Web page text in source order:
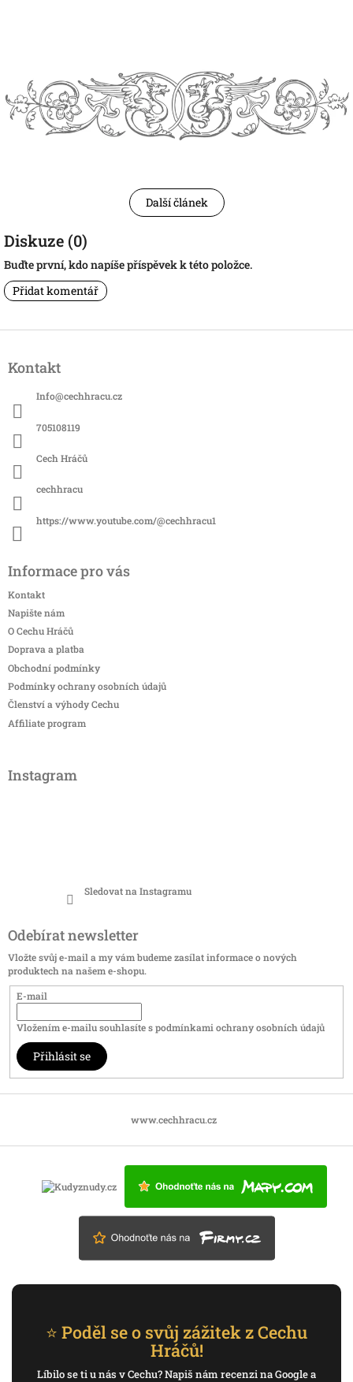
Další článek
Diskuze (0)
Buďte první, kdo napíše příspěvek k této položce.
Přidat komentář
pKontakt
Info@cechhracu.cz
705108119
Cech Hráčů
cechhracu
https://www.youtube.com/@cechhracu1
Informace pro vás
Kontakt
Napište nám
O Cechu Hráčů
Doprava a platba
Obchodní podmínky
Podmínky ochrany osobních údajů
Členství a výhody Cechu
Affiliate program
Instagram
Sledovat na Instagramu
Odebírat newsletter
Vložte svůj e-mail a my vám budeme zasílat informace o nových
produktech na našem e-shopu.
E-mail
Vložením e-mailu souhlasíte spodmínkami ochrany osobních údajů
Přihlásit se
www.cechhracu.cz
⭐ Poděl se o svůj zážitek z Cechu
Hráčů!
Líbilo se ti u nás v Cechu? Napiš nám recenzi na Google a